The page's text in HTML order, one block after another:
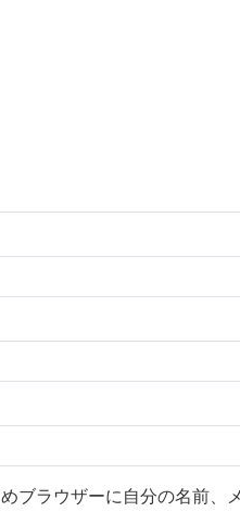
ブラウザーに自分の名前、